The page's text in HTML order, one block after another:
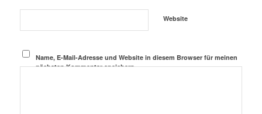
Website
Name, E-Mail-Adresse und Website in diesem Browser für meinen
nächsten Kommentar speichern.